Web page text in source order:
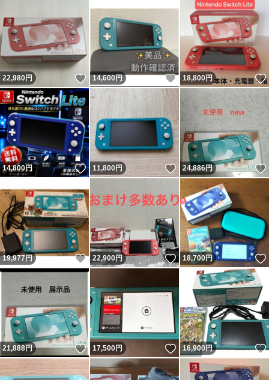
22,980円 いいね！
14,600円 いいね！
18,800円
14,800円 いいね！
11,800円 いいね！
24,886円
19,977円 いいね！
22,900円 いいね！
18,700円
21,888円 いいね！
17,500円 いいね！
16,900 円